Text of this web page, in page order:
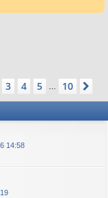
10
3 4 5 10
14:58